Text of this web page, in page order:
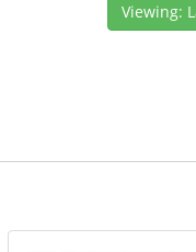
Viewing: